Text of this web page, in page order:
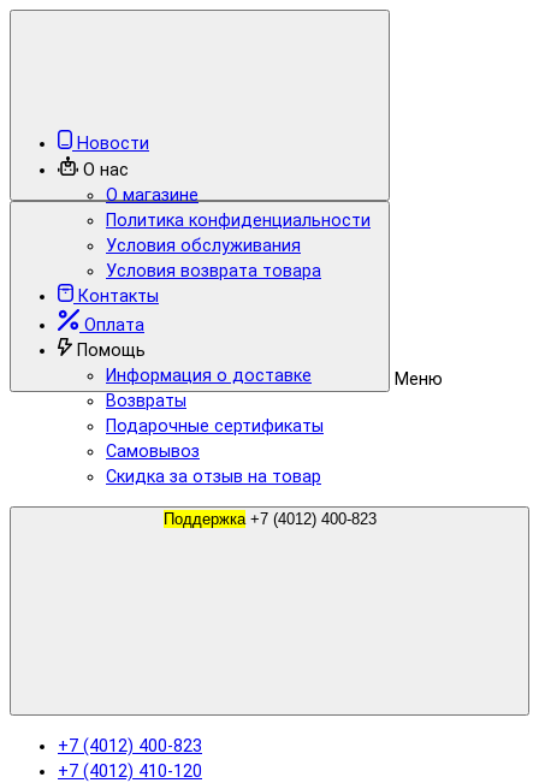
Меню
Новости
О нас
О магазине
Политика конфиденциальности
Условия обслуживания
Условия возврата товара
Контакты
Оплата
Помощь
Информация о доставке
Возвраты
Подарочные сертификаты
Самовывоз
Скидка за отзыв на товар
Поддержка +7 (4012) 400-823
+7 (4012) 400-823
+7 (4012) 410-120